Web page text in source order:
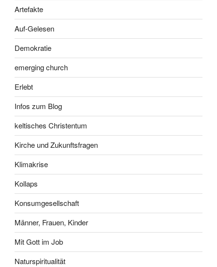
Artefakte
Auf-Gelesen
Demokratie
emerging church
Erlebt
Infos zum Blog
keltisches Christentum
Kirche und Zukunftsfragen
Klimakrise
Kollaps
Konsumgesellschaft
Männer, Frauen, Kinder
Mit Gott im Job
Naturspiritualität